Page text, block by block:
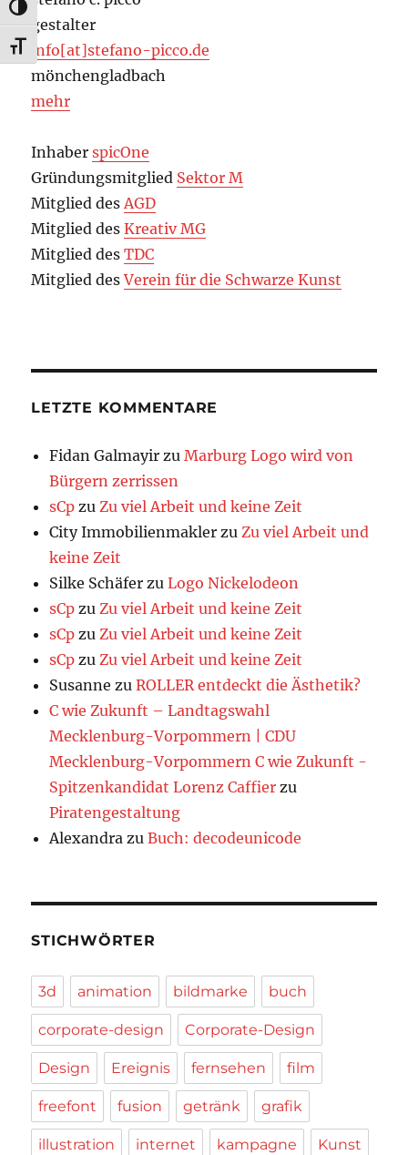
UMSCHALTEN AUF HOHE KONTRASTE
SCHRIFT VERGRÖSSERN
gestalter
info[at]stefano-picco.de
mönchengladbach
mehr
InhaberspicOne
Gründungsmitglied Sektor M
Mitglied desAGD
Mitglied desKreativ MG
Mitglied desTDC
Mitglied desVerein für die Schwarze Kunst
LETZTE KOMMENTARE
Fidan Galmayir zuMarburg Logo wird von
Bürgern zerrissen
sCp zuZu viel Arbeit und keine Zeit
City Immobilienmakler zuZu viel Arbeit und
keine Zeit
Silke Schäfer zuLogo Nickelodeon
sCp zuZu viel Arbeit und keine Zeit
sCp zuZu viel Arbeit und keine Zeit
sCp zuZu viel Arbeit und keine Zeit
Susanne zuROLLER entdeckt die Ästhetik?
C wie Zukunft – Landtagswahl
Mecklenburg-Vorpommern | CDU
Mecklenburg-Vorpommern C wie Zukunft -
Spitzenkandidat Lorenz Caffier zu
Piratengestaltung
Alexandra zuBuch: decodeunicode
STICHWÖRTER
3d animation bildmarke buch
corporate-design Corporate-Design
Design Ereignis fernsehen film
freefont fusion getränk grafik
illustration internet kampagne Kunst